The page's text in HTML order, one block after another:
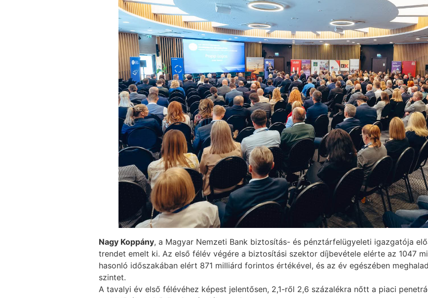
Nagy Koppány, a Magyar Nemzeti Bank biztosítás- és pénztárfelügyeleti igazgatója
trendet emelt ki. Az első félév végére a biztosítási szektor díjbevétele elérte az 1047
hasonló időszakában elért 871 milliárd forintos értékével, és az év egészében
szintet.
A tavalyi év első félévéhez képest jelentősen, 2,1-ről 2,6 százalékra nőtt a piaci